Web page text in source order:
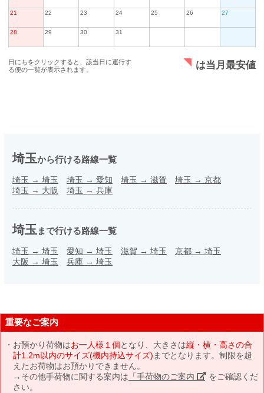
21 22 23 24 25 26 27
28 29 30 31
日にちをクリックすると、該当日に運行す
る便の一覧が表示されます。
は当月最安値
埼玉から行ける路線一覧
埼玉 → 埼玉 埼玉 → 愛知 埼玉 → 滋賀 埼玉 → 京都
埼玉 → 大阪 埼玉 → 兵庫
埼玉 まで行ける路線一覧
埼玉 → 埼玉 愛知 → 埼玉 滋賀 → 埼玉 京都 → 埼玉
大阪 → 埼玉 兵庫 → 埼玉
重要なご案内
お預かり荷物はお一人様１個となり、大きさは縦・横・高さの合
計1.2m以内のサイズ(機内持込サイズ) までとなります。制限を超
えたお荷物はお預かりできません。
→その他手荷物に関する案内は 「手荷物のご案内」 をご確認くだ
さい。